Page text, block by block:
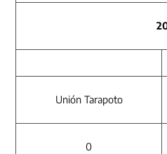
Unión Tarapoto
0